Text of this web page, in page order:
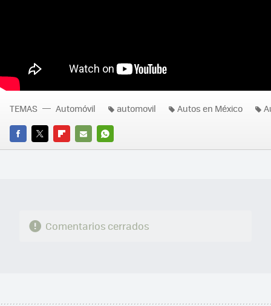
FACEBOOK
TWITTERFLIPBOARD
E-
WHATSAPP
TEMAS Automóvil automovil Autos en México
Comentarios cerrados